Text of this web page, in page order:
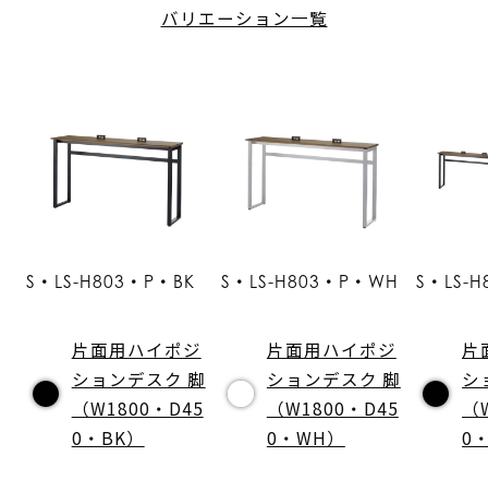
バリエーション一覧
S・LS-H803・P・BK
片面用ハイポジ
ションデスク 脚
（W1800・D45
0・BK）
S・LS-H803・P・WH
片面用ハイポジ
ションデスク 脚
（W1800・D45
0・WH）
S・LS-
片
シ
0